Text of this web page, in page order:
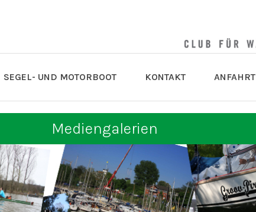
SEGEL- UND MOTORBOOT KONTAKT ANFAHRT
Mediengalerien